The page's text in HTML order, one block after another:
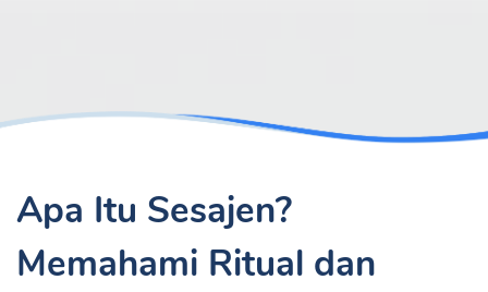
Apa Itu Sesajen?
Memahami Ritual dan